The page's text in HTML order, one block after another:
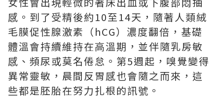
感。到了受精後約10至14天，隨著人類絨
毛膜促性腺激素（hCG）濃度翻倍，基礎
體溫會持續維持在高溫期，並伴隨乳房敏
感、頻尿或莫名倦怠。第5週起，嗅覺變得
異常靈敏，晨間反胃感也會隨之而來，這
些都是胚胎在努力扎根的訊號。